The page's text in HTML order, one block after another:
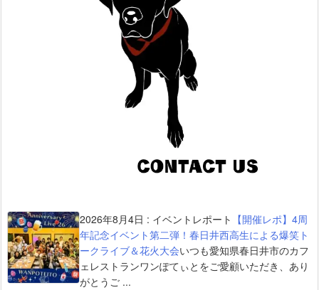
2026年8月4日 : イベントレポート 【開催レポ】4周
年記念イベント第二弾！春日井西高生による爆笑ト
ークライブ＆花火大会いつも愛知県春日井市のカフ
ェレストランワンぽてぃとをご愛顧いただき、あり
がとうご ...